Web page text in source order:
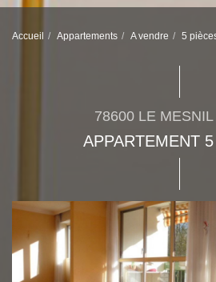
Accueil Appartements A vendre 5
78600 LE
APPARTEMENT